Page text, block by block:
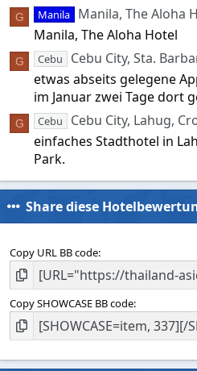
G Manila
Manila, The Aloha
Manila, The Aloha Hotel
G Cebu
Cebu City, Sta.
etwas abseits gelegene
im Januar zwei Tage dort
G Cebu
Cebu City, Lahug,
einfaches Stadthotel in
Park.
Share diese
Copy URL BB code
Copy SHOWCASE BB code